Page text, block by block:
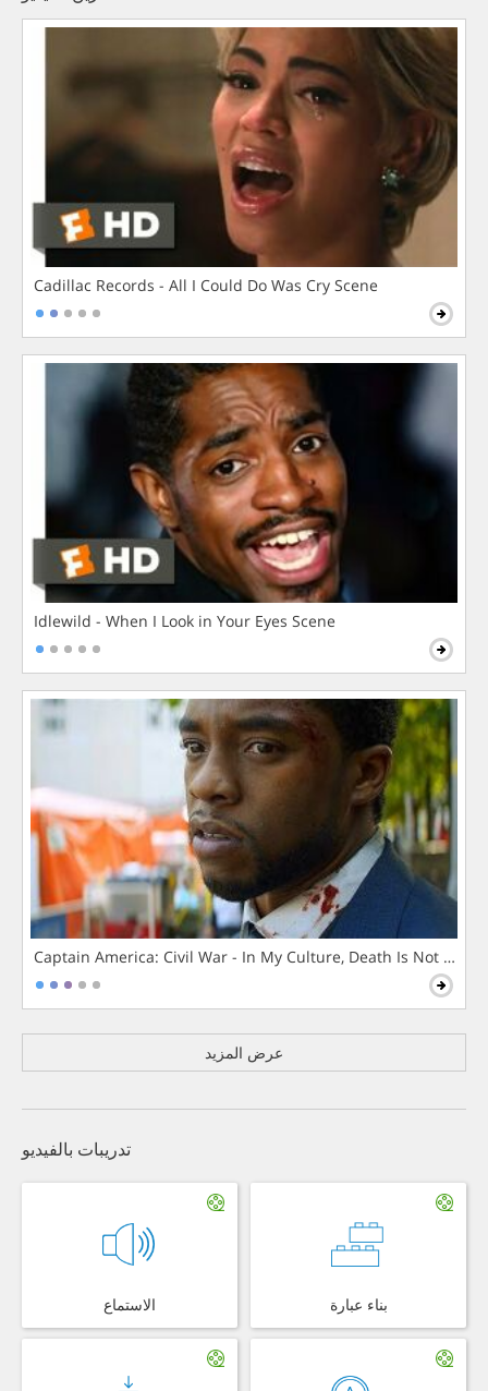
Cadillac Records - All I Could Do Was Cry Scene
Idlewild - When I Look in Your Eyes Scene
Captain America: Civil War - In My Culture, Death Is Not The
عرض المزيد
تدريبات بالفيديو
الاستماع بناء عبارة